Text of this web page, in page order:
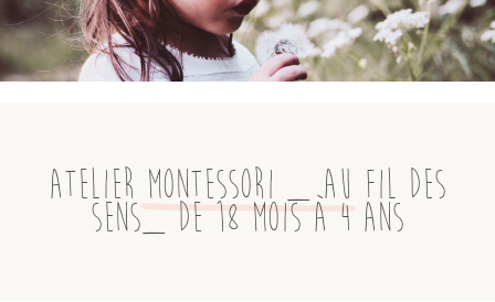
Atelier Montessori _ Au Fil des
Sens_ de 18 mois à 4 ans